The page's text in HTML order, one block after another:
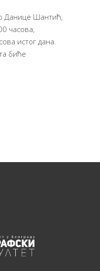
Данице Шантић,
часова,
истог дана.
биће